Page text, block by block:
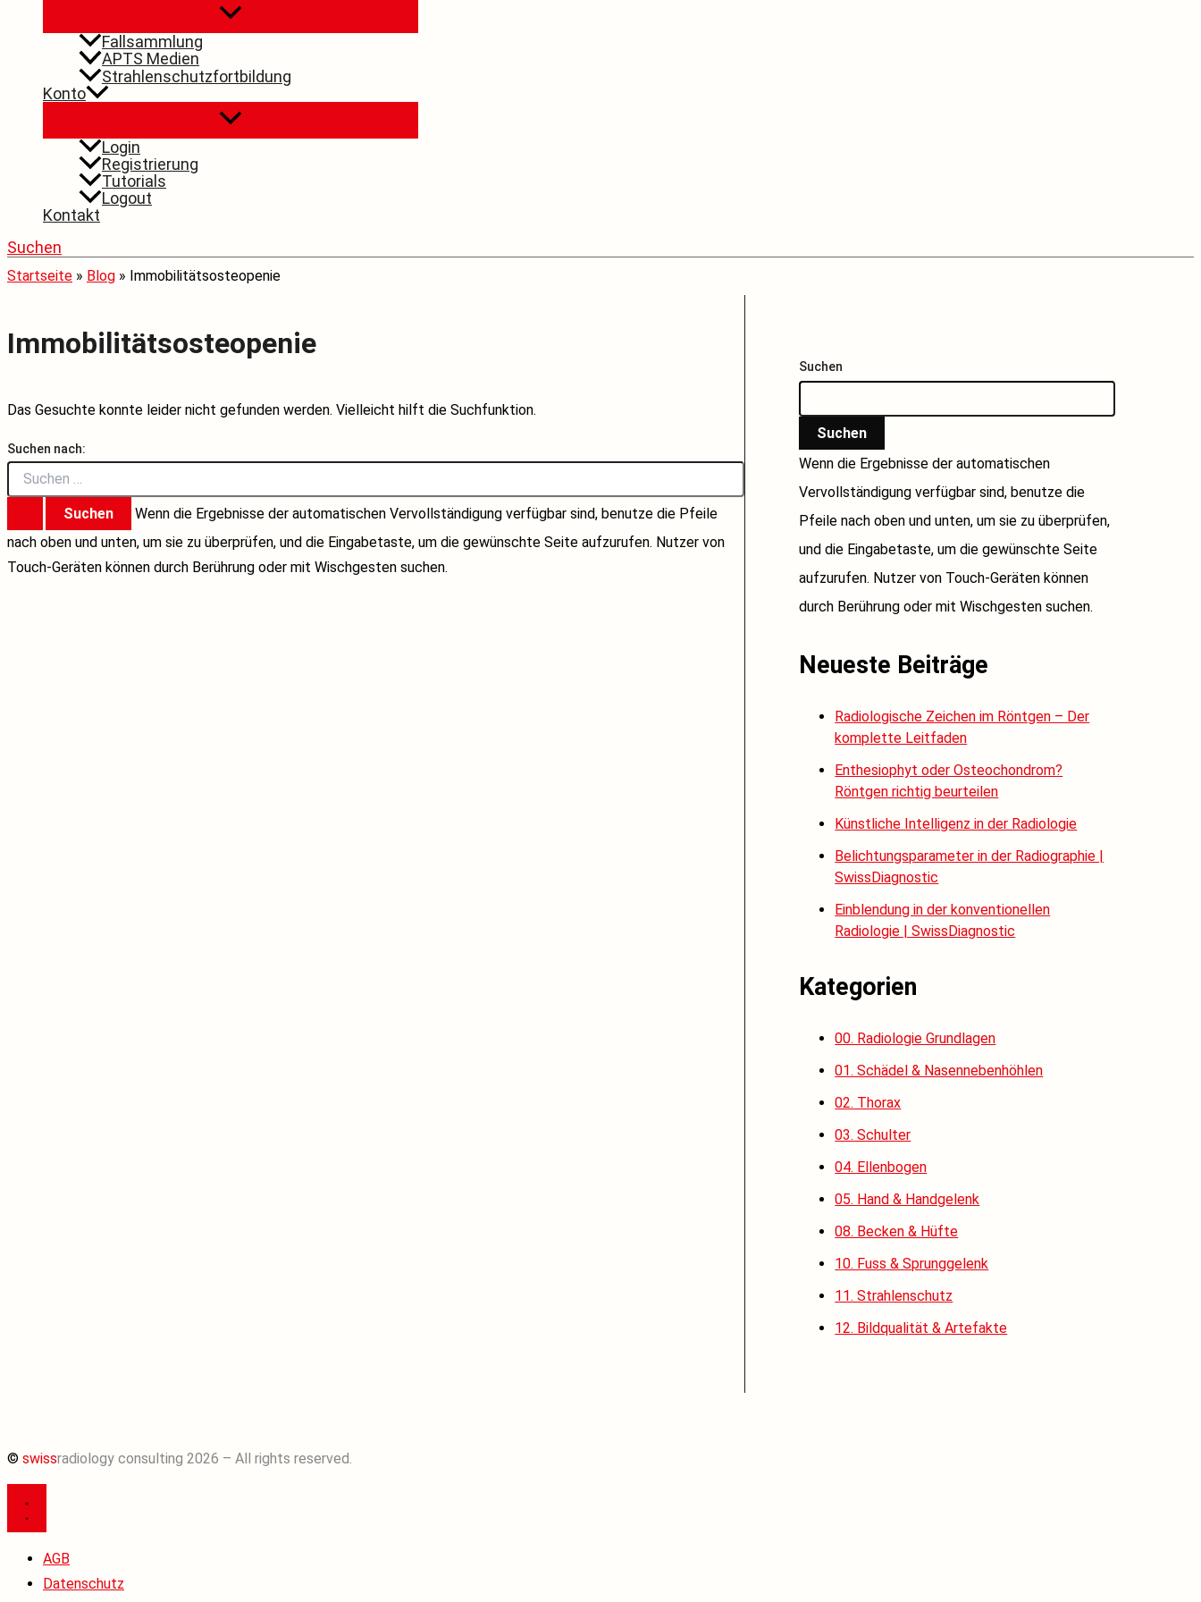
Fallsammlung
APTS Medien
Strahlenschutzfortbildung
Konto
Login
Registrierung
Tutorials
Logout
Kontakt
Suchen
Startseite » Blog » Immobilitätsosteopenie
Immobilitätsosteopenie
Das Gesuchte konnte leider nicht gefunden werden. Vielleicht hilft die Suchfunktion.
Suchen nach:
Wenn die Ergebnisse der automatischen Vervollständigung verfügbar sind, benutze die Pfeile
nach oben und unten, um sie zu überprüfen, und die Eingabetaste, um die gewünschte Seite aufzurufen. Nutzer von
Touch-Geräten können durch Berührung oder mit Wischgesten suchen.
Suchen
Suchen
Wenn die Ergebnisse der automatischen
Vervollständigung verfügbar sind, benutze die
Pfeile nach oben und unten, um sie zu überprüfen,
und die Eingabetaste, um die gewünschte Seite
aufzurufen. Nutzer von Touch-Geräten können
durch Berührung oder mit Wischgesten suchen.
Neueste Beiträge
Radiologische Zeichen im Röntgen – Der
komplette Leitfaden
Enthesiophyt oder Osteochondrom?
Röntgen richtig beurteilen
Künstliche Intelligenz in der Radiologie
Belichtungsparameter in der Radiographie |
SwissDiagnostic
Einblendung in der konventionellen
Radiologie | SwissDiagnostic
Kategorien
00. Radiologie Grundlagen
01. Schädel & Nasennebenhöhlen
02. Thorax
03. Schulter
04. Ellenbogen
05. Hand & Handgelenk
08. Becken & Hüfte
10. Fuss & Sprunggelenk
11. Strahlenschutz
12. Bildqualität & Artefakte
© swissradiology consulting 2026 – All rights reserved.
AGB
Datenschutz